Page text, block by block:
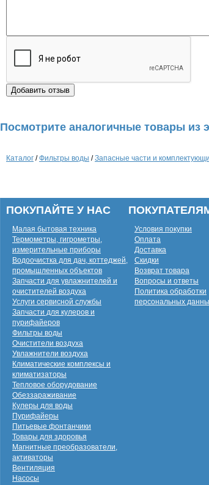
Посмотрите аналогичные товары из
Каталог /Фильтры воды /Запасные части и
ПОКУПАЙТЕ У НАС
Малая бытовая техника
Термометры, гигрометры,
измерительные приборы
Водоочистка для дач, коттеджей,
промышленных объектов
Запчасти для увлажнителей и
очистителей воздуха
Услуги сервисной службы
Запчасти для кулеров и
пурифайеров
Фильтры воды
Очистители воздуха
Увлажнители воздуха
Климатические комплексы и
климатизаторы
Тепловое оборудование
Обеззараживание
Кулеры для воды
Пурифайеры
Питьевые фонтанчики
Товары для здоровья
Магнитные преобразователи,
активаторы
Вентиляция
Насосы
Условия покупки
Оплата
Доставка
Скидки
Возврат товара
Вопросы и ответы
Политика обработки
персональных